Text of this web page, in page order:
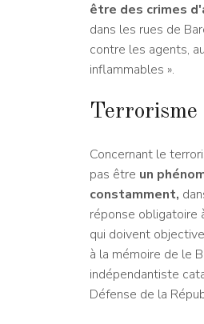
être des crimes
dans les rues de
contre les agents,
inflammables ».
Terrorisme
Concernant le
pas être un
constamment,
réponse obligatoire
qui doivent
à la mémoire de le
indépendantiste
Défense de la